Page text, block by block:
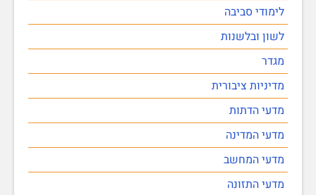
לימודי סביבה
לשון ובלשנות
מגדר
מדיניות ציבורית
מדעי הדתות
מדעי המדינה
מדעי המחשב
מדעי התזונה